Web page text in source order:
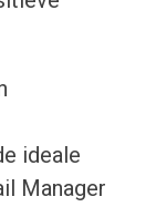
ideale
Manager